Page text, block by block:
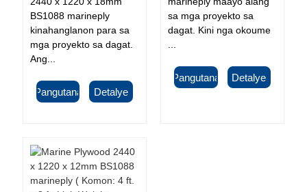
BS1088 marineply
kinahanglanon para sa
mga proyekto sa dagat.
Ang...
Pangutana Detalye
sa mga proyekto sa
dagat. Kini nga okoume
Pangutana Detalye